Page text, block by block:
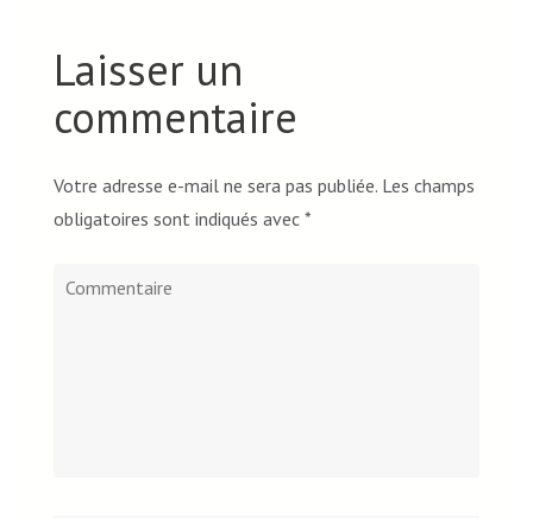
Laisser un
commentaire
Votre adresse e-mail ne sera pas publiée. Les champs
obligatoires sont indiqués avec *
Commentaire